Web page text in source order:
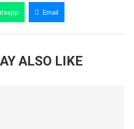
Email
ALSO LIKE